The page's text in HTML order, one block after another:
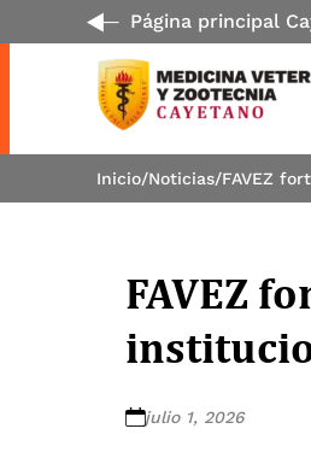
Página principal
Inicio/Noticias/
FAVEZ
julio 1, 2026